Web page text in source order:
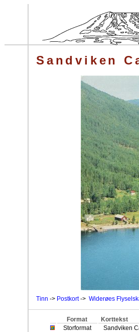
Sandviken
Tinn -> Postkort-> Widerøes
Format
Korttekst
Storformat
Sandviken